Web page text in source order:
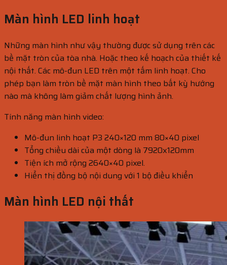
Màn hình LED linh hoạt
Những màn hình như vậy thường được sử dụng trên các
bề mặt tròn của tòa nhà. Hoặc theo kế hoạch của thiết kế
nội thất. Các mô-đun LED trên một tấm linh hoạt. Cho
phép bạn làm tròn bề mặt màn hình theo bất kỳ hướng
nào mà không làm giảm chất lượng hình ảnh.
Tính năng màn hình video:
Mô-đun linh hoạt P3 240×120 mm 80×40 pixel
Tổng chiều dài của một dòng là 7920x120mm
Tiện ích mở rộng 2640×40 pixel.
Hiển thị đồng bộ nội dung với 1 bộ điều khiển
Màn hình LED nội thất